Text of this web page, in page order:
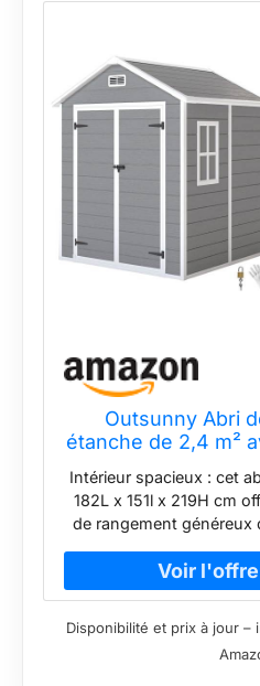
Outsunny Abri
étanche de 2,4 m²
en appenti, 182 x
cm, avec porte
fenêtre, garage à
de jardin en
arrière-
Intérieur spacieux : cet
182L x 151l x 219H cm
de rangement généreux
outils de jardin et
Construction de
mm d'épaisseur
aluminium, cet abri
Disponibilité et prix à jour –